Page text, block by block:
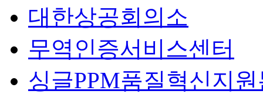
대한상공회의소
무역인증서비스센터
싱글PPM품질혁신지